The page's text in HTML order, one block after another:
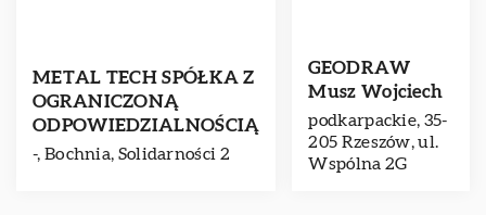
METAL TECH SPÓŁKA Z
OGRANICZONĄ
ODPOWIEDZIALNOŚCIĄ
-, Bochnia, Solidarności 2
GEODRAW
Musz Wojciech
podkarpackie, 35-
205 Rzeszów, ul.
Wspólna 2G